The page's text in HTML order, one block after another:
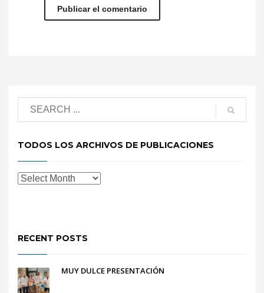
TODOS LOS ARCHIVOS DE PUBLICACIONES
RECENT POSTS
MUY DULCE PRESENTACIÓN